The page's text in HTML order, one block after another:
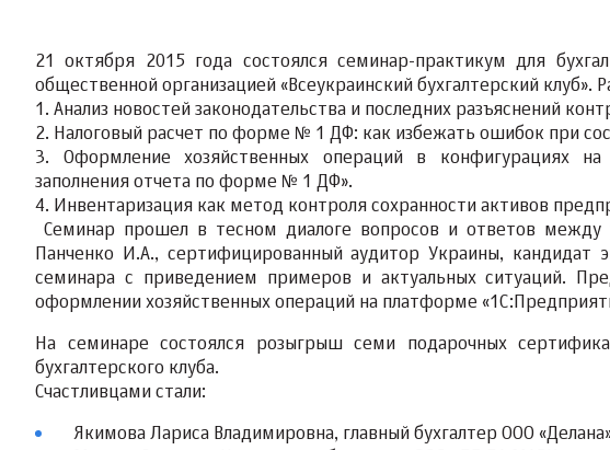
21 октября 2015 года состоялся семинар-практикум для
общественной организацией «Всеукраинский бухгалтерский
1. Анализ новостей законодательства и последних разъяснений
2. Налоговый расчет по форме № 1 ДФ: как избежать ошибок при
3. Оформление хозяйственных операций в конфигурациях
заполнения отчета по форме № 1 ДФ».
4. Инвентаризация как метод контроля сохранности активов
Семинар прошел в тесном диалоге вопросов и ответов между
Панченко И.А., сертифицированный аудитор Украины, кандидат
семинара с приведением примеров и актуальных ситуаций.
оформлении хозяйственных операций на платформе
На семинаре состоялся розыгрыш семи подарочных
бухгалтерского клуба.
Счастливцами стали:
Якимова Лариса Владимировна, главный бухгалтер ООО